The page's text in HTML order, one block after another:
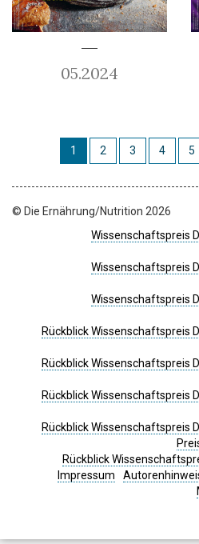
05.2024
1 2 3 4 5
© Die Ernährung/Nutrition 2026
Wissenschaftspreis
Wissenschaftspreis
Wissenschaftspreis
Rückblick Wissenschaftspreis
Rückblick Wissenschaftspreis
Rückblick Wissenschaftspreis
Rückblick Wissenschaftspreis
Rückblick
Impressum